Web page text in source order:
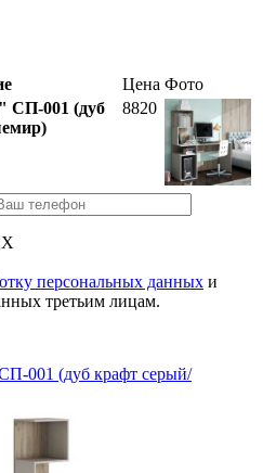
Цена Фото
СП-001 (дуб
8820
персональных данных и
третьим лицам.